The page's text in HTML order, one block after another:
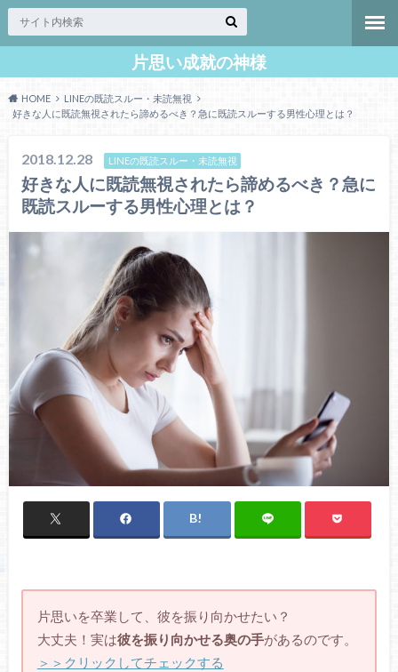
片思い成就の神様
HOME
LINEの既読スルー・未読無視
好きな人に既読無視されたら諦めるべき？急に既読スルーする男性心理とは？
2018.12.28 LINEの既読スルー・未読無視
好きな人に既読無視されたら諦めるべき？急に
既読スルーする男性心理とは？
片思いを卒業して、彼を振り向かせたい？
大丈夫！実は彼を振り向かせる奥の手があるのです。
＞＞クリックしてチェックする